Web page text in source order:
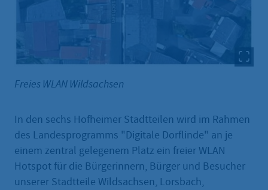
Freies WLAN Wildsachsen
In den sechs Hofheimer Stadtteilen wird im Rahmen
des Landesprogramms "Digitale Dorflinde" an je
einem zentral gelegenem Platz ein freier WLAN
Hotspot für die Bürgerinnern, Bürger und Besucher
unserer Stadtteile Wildsachsen, Lorsbach,